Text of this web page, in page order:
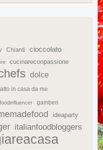
Chianti cioccolato
cucinareconpassione
dolce
in casa da me
foodinfluencer gamberi
ideaparty
italianfoodbloggers